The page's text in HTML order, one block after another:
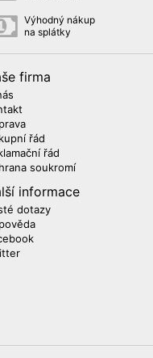
Výhodný nákup
na splátky
firma
řád
řád
soukromí
informace
dotazy